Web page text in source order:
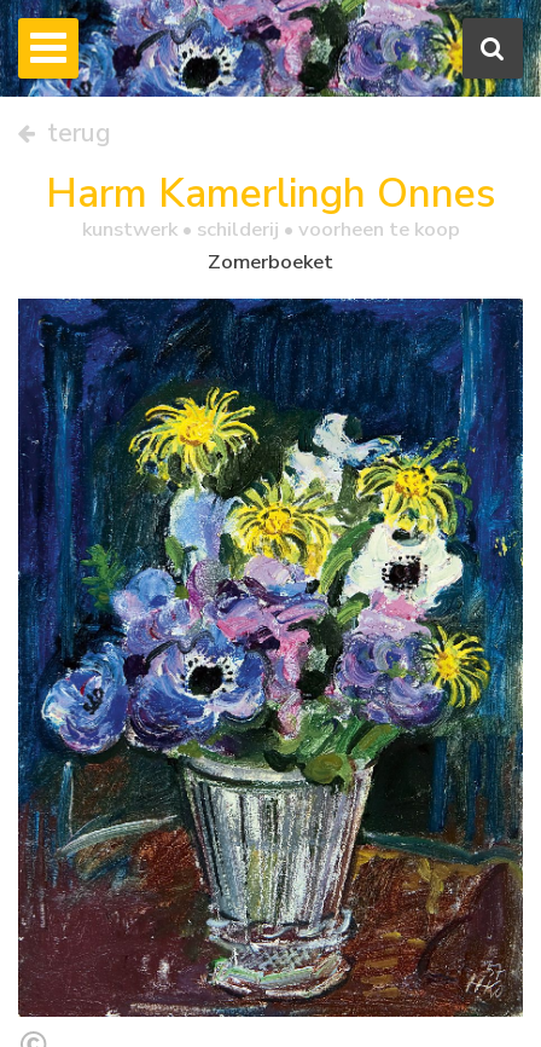
terug
Harm Kamerlingh Onnes
kunstwerk • schilderij • voorheen te koop
Zomerboeket